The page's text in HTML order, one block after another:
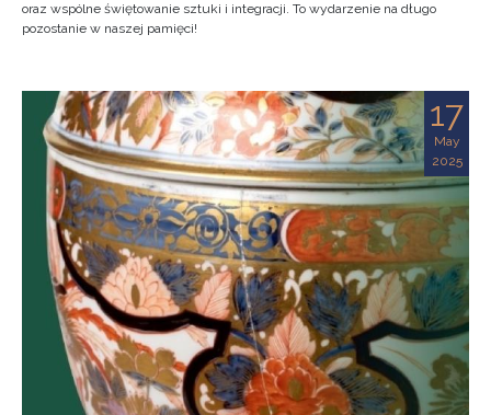
oraz wspólne świętowanie sztuki i integracji. To wydarzenie na długo
pozostanie w naszej pamięci!
17
May
2025